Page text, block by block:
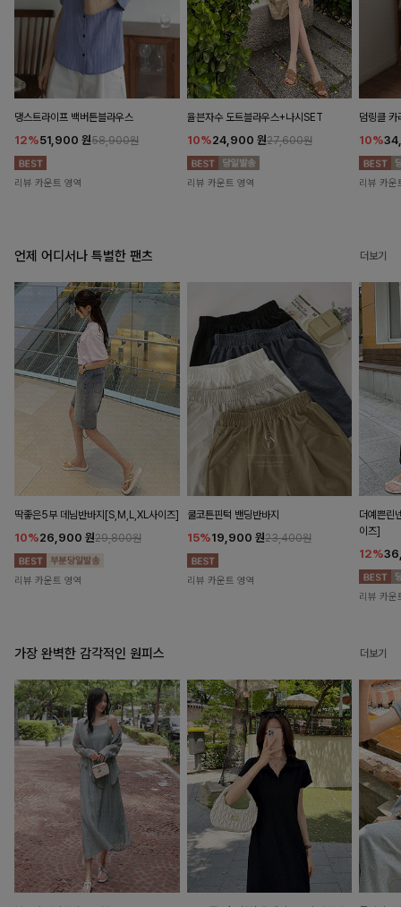
댕스트라이프 백버튼블라우스
12%51,900 원58,900원
리뷰 카운트 영역
율븐자수 도트블라우스+나시SET
10%24,900 원27,600원
리뷰 카운트 영역
덤링클 카
10%
리뷰 카운
언제 어디서나 특별한 팬츠 더보기
딱좋은5부 데님반바지[S,M,L,XL사이즈]
10%26,900 원29,800원
리뷰 카운트 영역
쿨코튼핀턱 밴딩반바지
15%19,900 원23,400원
리뷰 카운트 영역
더예쁜린
이즈]
12%
리뷰 카운
가장 완벽한 감각적인 원피스 더보기